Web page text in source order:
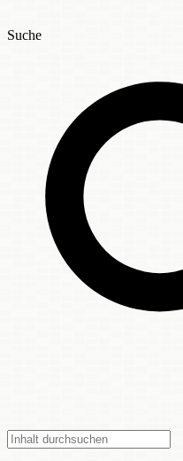
Suche